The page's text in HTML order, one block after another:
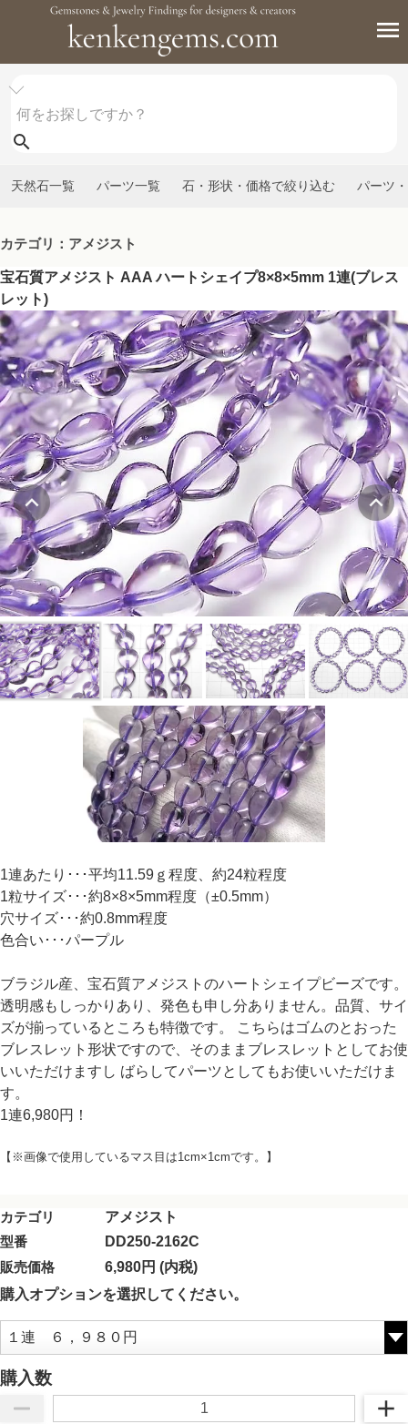
天然石一覧 パーツ一覧 石・形状・価格で絞り込む パーツ
カテゴリ：アメジスト
宝石質アメジスト AAA ハートシェイプ8×8×5mm 1連(ブレス
レット)
1連あたり･･･平均11.59ｇ程度、約24粒程度
1粒サイズ･･･約8×8×5mm程度（±0.5mm）
穴サイズ･･･約0.8mm程度
色合い･･･パープル
ブラジル産、宝石質アメジストのハートシェイプビーズです。
透明感もしっかりあり、発色も申し分ありません。品質、サイ
ズが揃っているところも特徴です。 こちらはゴムのとおった
ブレスレット形状ですので、そのままブレスレットとしてお使
いいただけますし ばらしてパーツとしてもお使いいただけま
す。
1連6,980円！
【※画像で使用しているマス目は1cm×1cmです。】
カテゴリ
アメジスト
型番
DD250-2162C
販売価格
6,980円 (内税)
購入オプションを選択してください。
購入数